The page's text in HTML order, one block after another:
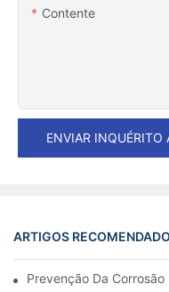
Contente
ENVIAR INQUÉRITO
ARTIGOS
Prevenção Da